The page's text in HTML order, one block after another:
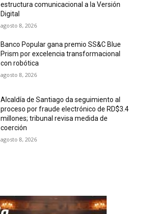
estructura comunicacional a la Versión
Digital
agosto 8, 2026
Banco Popular gana premio SS&C Blue
Prism por excelencia transformacional
con robótica
agosto 8, 2026
Alcaldía de Santiago da seguimiento al
proceso por fraude electrónico de RD$3.4
millones; tribunal revisa medida de
coerción
agosto 8, 2026